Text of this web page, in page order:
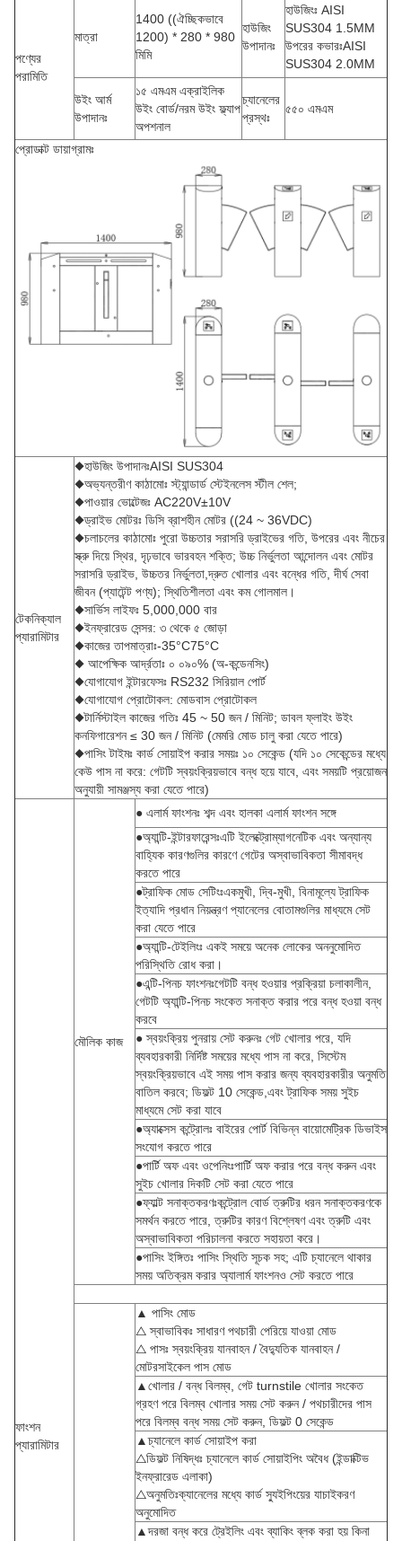
পণ্যের
পরামিতি
মাত্রা
1400 ((ঐচ্ছিকভাবে
1200) * 280 * 980
মিমি
হাউজিং
উপাদানঃ
হাউজিংঃ AISI
SUS304 1.5MM
উপরের কভারঃAISI
SUS304 2.0MM
উইং আর্ম
উপাদানঃ
১৫ এমএম এক্রাইলিক
উইং বোর্ড/নরম উইং ফ্ল্যাপ
অপশনাল
চ্যানেলের
প্রস্থঃ
৫৫০ এমএম
প্রোডাক্ট ডায়াগ্রামঃ
টেকনিক্যাল
প্যারামিটার
◆হাউজিং উপাদানঃAISI SUS304
◆অভ্যন্তরীণ কাঠামোঃ স্ট্যান্ডার্ড স্টেইনলেস স্টীল শেল;
◆পাওয়ার ভোল্টেজঃ AC220V±10V
◆ড্রাইভ মোটরঃ ডিসি ব্রাশহীন মোটর ((24 ~ 36VDC)
◆চলাচলের কাঠামোঃ পুরো উচ্চতার সরাসরি ড্রাইভের গতি, উপরের এবং নীচের
স্ক্রু দিয়ে স্থির, দৃঢ়ভাবে ভারবহন শক্তি; উচ্চ নির্ভুলতা আন্দোলন এবং মোটর
সরাসরি ড্রাইভ, উচ্চতর নির্ভুলতা,দ্রুত খোলার এবং বন্ধের গতি, দীর্ঘ সেবা
জীবন (প্যাটেন্ট পণ্য); স্থিতিশীলতা এবং কম গোলমাল।
◆সার্ভিস লাইফঃ 5,000,000 বার
◆ইনফ্রারেড সেন্সর: ৩ থেকে ৫ জোড়া
◆কাজের তাপমাত্রাঃ-35°C75°C
◆ আপেক্ষিক আর্দ্রতাঃ ০ ০৯০% (অ-কন্ডেনসিং)
◆যোগাযোগ ইন্টারফেসঃ RS232 সিরিয়াল পোর্ট
◆যোগাযোগ প্রোটোকল: মোডবাস প্রোটোকল
◆টার্নিস্টাইল কাজের গতিঃ 45 ~ 50 জন / মিনিট; ডাবল ফ্লাইং উইং
কনফিগারেশন ≤ 30 জন / মিনিট (মেমরি মোড চালু করা যেতে পারে)
◆পাসিং টাইমঃ কার্ড সোয়াইপ করার সময়ঃ ১০ সেকেন্ড (যদি ১০ সেকেন্ডের মধ্যে
কেউ পাস না করে: গেটটি স্বয়ংক্রিয়ভাবে বন্ধ হয়ে যাবে, এবং সময়টি প্রয়োজন
অনুযায়ী সামঞ্জস্য করা যেতে পারে)
ফাংশন
প্যারামিটার
মৌলিক কাজ
● এলার্ম ফাংশনঃ শব্দ এবং হালকা এলার্ম ফাংশন সঙ্গে
●অ্যান্টি-ইন্টারফারেন্সঃএটি ইলেক্ট্রোম্যাগনেটিক এবং অন্যান্য
বাহ্যিক কারণগুলির কারণে গেটের অস্বাভাবিকতা সীমাবদ্ধ
করতে পারে
●ট্রাফিক মোড সেটিংঃএকমুখী, দ্বি-মুখী, বিনামূল্যে ট্রাফিক
ইত্যাদি প্রধান নিয়ন্ত্রণ প্যানেলের বোতামগুলির মাধ্যমে সেট
করা যেতে পারে
●অ্যান্টি-টেইলিংঃ একই সময়ে অনেক লোকের অননুমোদিত
পরিস্থিতি রোধ করা।
●এন্টি-পিনচ ফাংশনঃগেটটি বন্ধ হওয়ার প্রক্রিয়া চলাকালীন,
গেটটি অ্যান্টি-পিনচ সংকেত সনাক্ত করার পরে বন্ধ হওয়া বন্ধ
করবে
● স্বয়ংক্রিয় পুনরায় সেট করুনঃ গেট খোলার পরে, যদি
ব্যবহারকারী নির্দিষ্ট সময়ের মধ্যে পাস না করে, সিস্টেম
স্বয়ংক্রিয়ভাবে এই সময় পাস করার জন্য ব্যবহারকারীর অনুমতি
বাতিল করবে; ডিফল্ট 10 সেকেন্ড,এবং ট্রাফিক সময় সুইচ
মাধ্যমে সেট করা যাবে
●অ্যাক্সেস কন্ট্রোলঃ বাইরের পোর্ট বিভিন্ন বায়োমেট্রিক ডিভাইস
সংযোগ করতে পারে
●পার্টি অফ এবং ওপেনিংঃপার্টি অফ করার পরে বন্ধ করুন এবং
সুইচ খোলার দিকটি সেট করা যেতে পারে
●ফ্যাল্ট সনাক্তকরণঃকন্ট্রোল বোর্ড ত্রুটির ধরন সনাক্তকরণকে
সমর্থন করতে পারে, ত্রুটির কারণ বিশ্লেষণ এবং ত্রুটি এবং
অস্বাভাবিকতা পরিচালনা করতে সহায়তা করে।
●পাসিং ইঙ্গিতঃ পাসিং স্থিতি সূচক সহ; এটি চ্যানেলে থাকার
সময় অতিক্রম করার অ্যালার্ম ফাংশনও সেট করতে পারে
▲ পাসিং মোড
△ স্বাভাবিকঃ সাধারণ পথচারী পেরিয়ে যাওয়া মোড
△ পাসঃ স্বয়ংক্রিয় যানবাহন / বৈদ্যুতিক যানবাহন /
মোটরসাইকেল পাস মোড
▲খোলার / বন্ধ বিলম্ব, গেট turnstile খোলার সংকেত
গ্রহণ পরে বিলম্ব খোলার সময় সেট করুন / পথচারীদের পাস
পরে বিলম্ব বন্ধ সময় সেট করুন, ডিফল্ট 0 সেকেন্ড
▲চ্যানেলে কার্ড সোয়াইপ করা
△ডিফল্ট নিষিদ্ধঃ চ্যানেলে কার্ড সোয়াইপিং অবৈধ (ইন্ডাক্টিভ
ইনফ্রারেড এলাকা)
△অনুমতিঃক্যানেলের মধ্যে কার্ড স্যুইপিংয়ের যাচাইকরণ
অনুমোদিত
▲দরজা বন্ধ করে ট্রেইলিং এবং ব্যাকিং ব্লক করা হয় কিনা